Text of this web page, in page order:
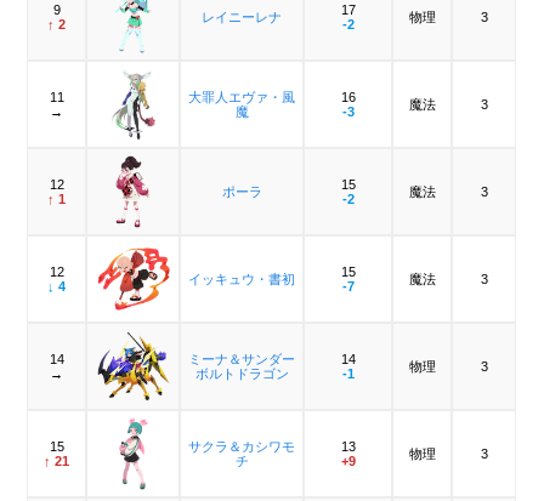
9
↑ 2
レイニーレナ
17
-2
物理 3
11
→
大罪人エヴァ・風
魔
16
-3
魔法 3
12
↑ 1
ポーラ
15
-2
魔法 3
12
↓ 4
イッキュウ・書初
15
-7
魔法 3
14
→
ミーナ＆サンダー
ボルトドラゴン
14
-1
物理 3
15
↑ 21
サクラ＆カシワモ
チ
13
+9
物理 3